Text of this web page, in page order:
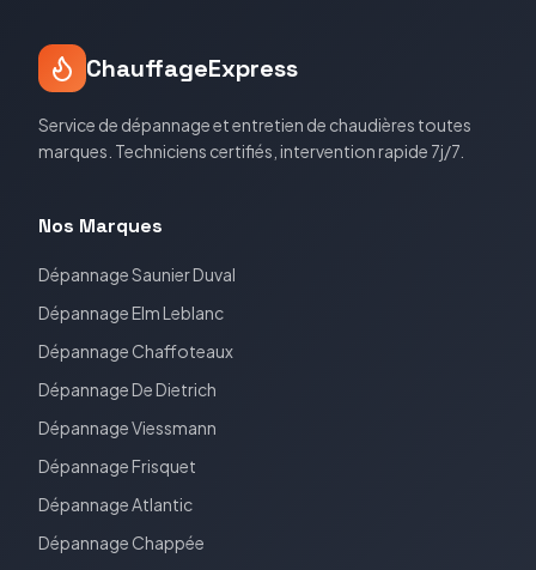
ChauffageExpress
Service de dépannage et entretien de chaudières toutes
marques. Techniciens certifiés, intervention rapide 7j/7.
Nos Marques
DépannageSaunier Duval
DépannageElm Leblanc
Dépannage Chaffoteaux
DépannageDe Dietrich
DépannageViessmann
DépannageFrisquet
DépannageAtlantic
Dépannage Chappée